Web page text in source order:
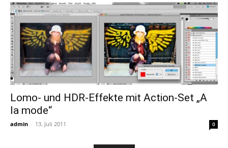
Lomo- und HDR-Effekte mit Action-Set „A
la mode“
admin - 13. Juli 2011 0